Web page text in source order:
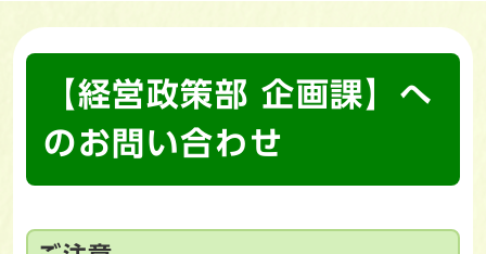
【経営政策部 企画課】へ
のお問い合わせ